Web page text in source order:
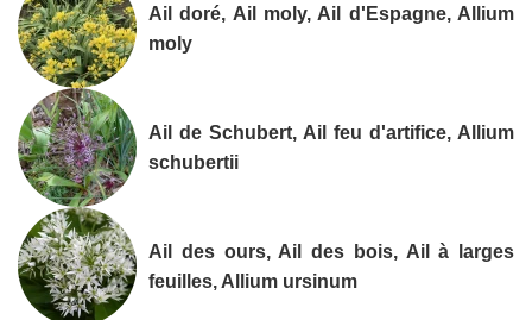
Ail doré, Ail moly, Ail d'Espagne, Allium
moly
Ail de Schubert, Ail feu d'artifice, Allium
schubertii
Ail des ours, Ail des bois, Ail à larges
feuilles, Allium ursinum